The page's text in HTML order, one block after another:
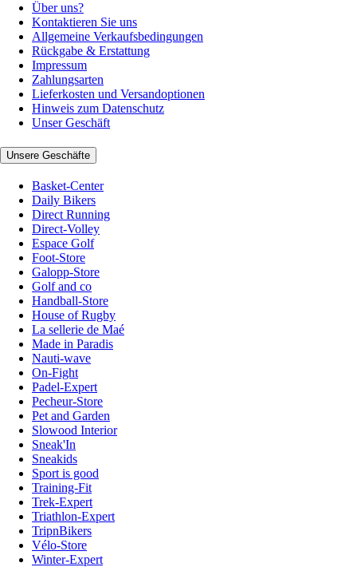
Über uns?
Kontaktieren Sie uns
Allgemeine Verkaufsbedingungen
Rückgabe & Erstattung
Impressum
Zahlungsarten
Lieferkosten und Versandoptionen
Hinweis zum Datenschutz
Unser Geschäft
Unsere Geschäfte
Basket-Center
Daily Bikers
Direct Running
Direct-Volley
Espace Golf
Foot-Store
Galopp-Store
Golf and co
Handball-Store
House of Rugby
La sellerie de Maé
Made in Paradis
Nauti-wave
On-Fight
Padel-Expert
Pecheur-Store
Pet and Garden
Slowood Interior
Sneak'In
Sneakids
Sport is good
Training-Fit
Trek-Expert
Triathlon-Expert
TripnBikers
Vélo-Store
Winter-Expert